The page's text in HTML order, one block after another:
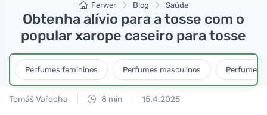
Ferwer Blog Saúde
Obtenha alívio para a tosse com o
popular xarope caseiro para tosse
Perfumes femininos Perfumes masculinos Perfumes
Tomáš Vařecha 8 min 15.4.2025